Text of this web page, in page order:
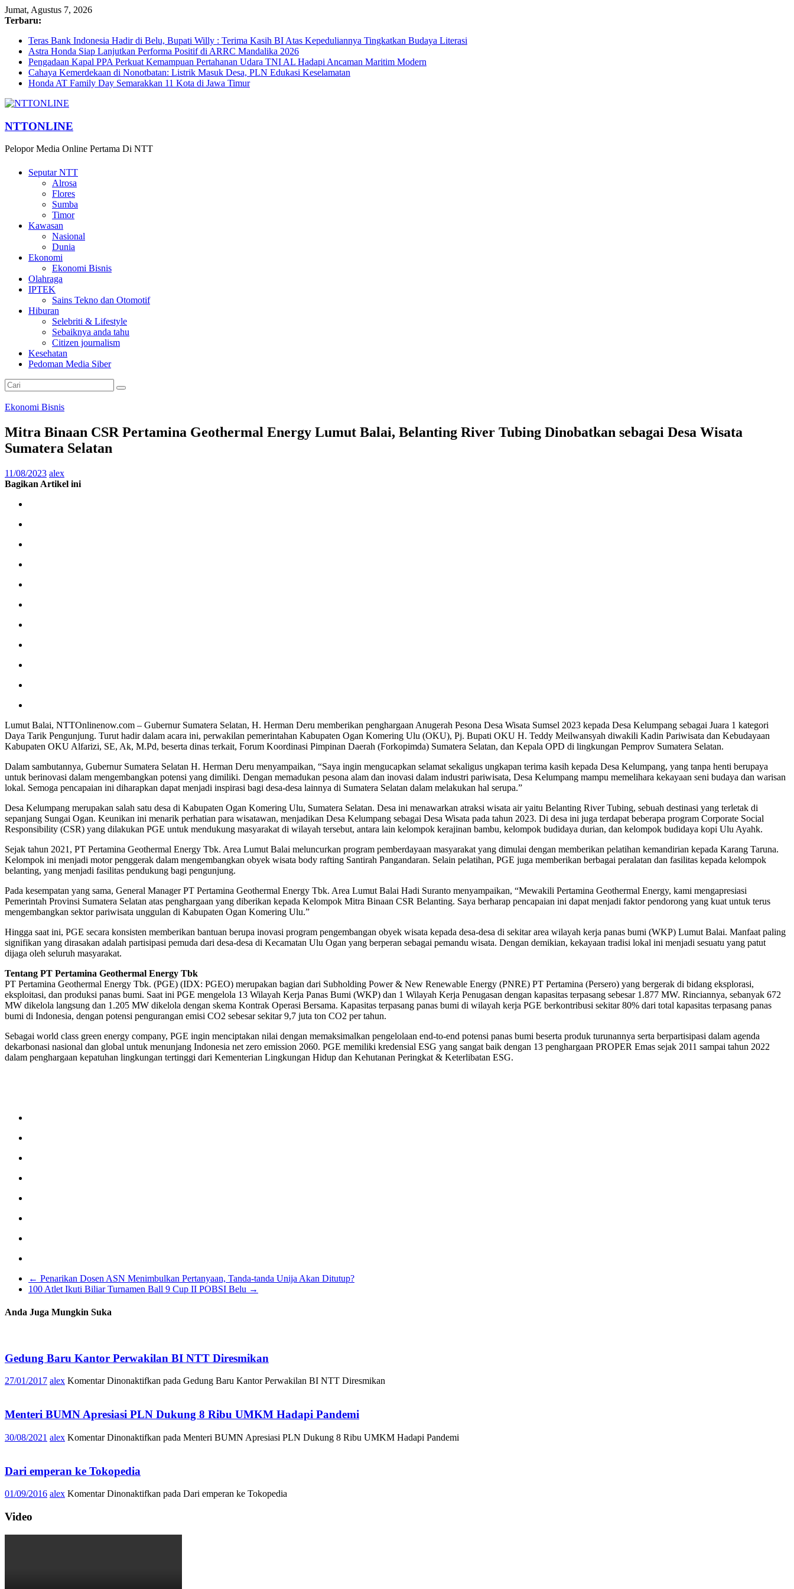
Jumat, Agustus 7, 2026
Terbaru:
Teras Bank Indonesia Hadir di Belu, Bupati Willy : Terima Kasih BI Atas Kepeduliannya Tingkatkan Budaya Literasi
Astra Honda Siap Lanjutkan Performa Positif di ARRC Mandalika 2026
Pengadaan Kapal PPA Perkuat Kemampuan Pertahanan Udara TNI AL Hadapi Ancaman Maritim Modern
Cahaya Kemerdekaan di Nonotbatan: Listrik Masuk Desa, PLN Edukasi Keselamatan
Honda AT Family Day Semarakkan 11 Kota di Jawa Timur
NTTONLINE
Pelopor Media Online Pertama Di NTT
Seputar NTT
Alrosa
Flores
Sumba
Timor
Kawasan
Nasional
Dunia
Ekonomi
Ekonomi Bisnis
Olahraga
IPTEK
Sains Tekno dan Otomotif
Hiburan
Selebriti & Lifestyle
Sebaiknya anda tahu
Citizen journalism
Kesehatan
Pedoman Media Siber
Ekonomi Bisnis
Mitra Binaan CSR Pertamina Geothermal Energy Lumut Balai, Belanting River Tubing Dinobatkan sebagai Desa Wisata
Sumatera Selatan
11/08/2023 alex
Bagikan Artikel ini
Lumut Balai, NTTOnlinenow.com – Gubernur Sumatera Selatan, H. Herman Deru memberikan penghargaan Anugerah Pesona Desa Wisata Sumsel 2023 kepada Desa Kelumpang sebagai Juara 1 kategori
Daya Tarik Pengunjung. Turut hadir dalam acara ini, perwakilan pemerintahan Kabupaten Ogan Komering Ulu (OKU), Pj. Bupati OKU H. Teddy Meilwansyah diwakili Kadin Pariwisata dan Kebudayaan
Kabupaten OKU Alfarizi, SE, Ak, M.Pd, beserta dinas terkait, Forum Koordinasi Pimpinan Daerah (Forkopimda) Sumatera Selatan, dan Kepala OPD di lingkungan Pemprov Sumatera Selatan.
Dalam sambutannya, Gubernur Sumatera Selatan H. Herman Deru menyampaikan, “Saya ingin mengucapkan selamat sekaligus ungkapan terima kasih kepada Desa Kelumpang, yang tanpa henti berupaya
untuk berinovasi dalam mengembangkan potensi yang dimiliki. Dengan memadukan pesona alam dan inovasi dalam industri pariwisata, Desa Kelumpang mampu memelihara kekayaan seni budaya dan warisan
lokal. Semoga pencapaian ini diharapkan dapat menjadi inspirasi bagi desa-desa lainnya di Sumatera Selatan dalam melakukan hal serupa.”
Desa Kelumpang merupakan salah satu desa di Kabupaten Ogan Komering Ulu, Sumatera Selatan. Desa ini menawarkan atraksi wisata air yaitu Belanting River Tubing, sebuah destinasi yang terletak di
sepanjang Sungai Ogan. Keunikan ini menarik perhatian para wisatawan, menjadikan Desa Kelumpang sebagai Desa Wisata pada tahun 2023. Di desa ini juga terdapat beberapa program Corporate Social
Responsibility (CSR) yang dilakukan PGE untuk mendukung masyarakat di wilayah tersebut, antara lain kelompok kerajinan bambu, kelompok budidaya durian, dan kelompok budidaya kopi Ulu Ayahk.
Sejak tahun 2021, PT Pertamina Geothermal Energy Tbk. Area Lumut Balai meluncurkan program pemberdayaan masyarakat yang dimulai dengan memberikan pelatihan kemandirian kepada Karang Taruna.
Kelompok ini menjadi motor penggerak dalam mengembangkan obyek wisata body rafting Santirah Pangandaran. Selain pelatihan, PGE juga memberikan berbagai peralatan dan fasilitas kepada kelompok
belanting, yang menjadi fasilitas pendukung bagi pengunjung.
Pada kesempatan yang sama, General Manager PT Pertamina Geothermal Energy Tbk. Area Lumut Balai Hadi Suranto menyampaikan, “Mewakili Pertamina Geothermal Energy, kami mengapresiasi
Pemerintah Provinsi Sumatera Selatan atas penghargaan yang diberikan kepada Kelompok Mitra Binaan CSR Belanting. Saya berharap pencapaian ini dapat menjadi faktor pendorong yang kuat untuk terus
mengembangkan sektor pariwisata unggulan di Kabupaten Ogan Komering Ulu.”
Hingga saat ini, PGE secara konsisten memberikan bantuan berupa inovasi program pengembangan obyek wisata kepada desa-desa di sekitar area wilayah kerja panas bumi (WKP) Lumut Balai. Manfaat paling
signifikan yang dirasakan adalah partisipasi pemuda dari desa-desa di Kecamatan Ulu Ogan yang berperan sebagai pemandu wisata. Dengan demikian, kekayaan tradisi lokal ini menjadi sesuatu yang patut
dijaga oleh seluruh masyarakat.
Tentang PT Pertamina Geothermal Energy Tbk
PT Pertamina Geothermal Energy Tbk. (PGE) (IDX: PGEO) merupakan bagian dari Subholding Power & New Renewable Energy (PNRE) PT Pertamina (Persero) yang bergerak di bidang eksplorasi,
eksploitasi, dan produksi panas bumi. Saat ini PGE mengelola 13 Wilayah Kerja Panas Bumi (WKP) dan 1 Wilayah Kerja Penugasan dengan kapasitas terpasang sebesar 1.877 MW. Rinciannya, sebanyak 672
MW dikelola langsung dan 1.205 MW dikelola dengan skema Kontrak Operasi Bersama. Kapasitas terpasang panas bumi di wilayah kerja PGE berkontribusi sekitar 80% dari total kapasitas terpasang panas
bumi di Indonesia, dengan potensi pengurangan emisi CO2 sebesar sekitar 9,7 juta ton CO2 per tahun.
Sebagai world class green energy company, PGE ingin menciptakan nilai dengan memaksimalkan pengelolaan end-to-end potensi panas bumi beserta produk turunannya serta berpartisipasi dalam agenda
dekarbonasi nasional dan global untuk menunjang Indonesia net zero emission 2060. PGE memiliki kredensial ESG yang sangat baik dengan 13 penghargaan PROPER Emas sejak 2011 sampai tahun 2022
dalam penghargaan kepatuhan lingkungan tertinggi dari Kementerian Lingkungan Hidup dan Kehutanan Peringkat & Keterlibatan ESG.
← Penarikan Dosen ASN Menimbulkan Pertanyaan, Tanda-tanda Unija Akan Ditutup?
100 Atlet Ikuti Biliar Turnamen Ball 9 Cup II POBSI Belu →
Anda Juga Mungkin Suka
Gedung Baru Kantor Perwakilan BI NTT Diresmikan
27/01/2017 alex Komentar Dinonaktifkan pada Gedung Baru Kantor Perwakilan BI NTT Diresmikan
Menteri BUMN Apresiasi PLN Dukung 8 Ribu UMKM Hadapi Pandemi
30/08/2021 alex Komentar Dinonaktifkan pada Menteri BUMN Apresiasi PLN Dukung 8 Ribu UMKM Hadapi Pandemi
Dari emperan ke Tokopedia
01/09/2016 alex Komentar Dinonaktifkan pada Dari emperan ke Tokopedia
Video